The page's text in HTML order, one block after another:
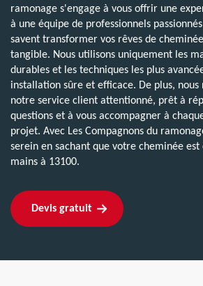
ramonage s'engage à vous offrir une
à une équipe de professionnels
savent transformer vos rêves de
tangible. Nous utilisons uniquement les
durables et les techniques les plus
installation sûre et efficace. De plus, nous
notre service client attentionné, prêt à
questions et à vous accompagner à
projet. Avec Les Compagnons du
serein en sachant que votre cheminée est
mains à 13100.
Devis gratuit